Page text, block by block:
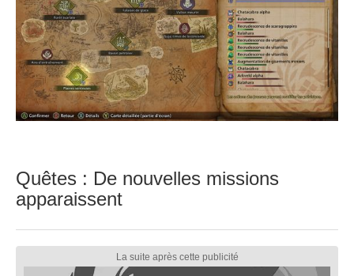
Quêtes : De nouvelles missions
apparaissent